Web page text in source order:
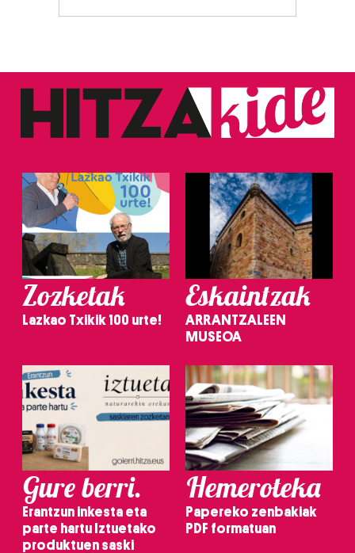
Zozketak
Lazkao Txikik 100 urte!
Eskaintzak
ARRANTZALEEN
MUSEOA
Gure berri.
Erantzun inkesta eta
parte hartu Iztuetako
produktuen saski
Hemeroteka
Papereko zenbakiak
PDF formatuan